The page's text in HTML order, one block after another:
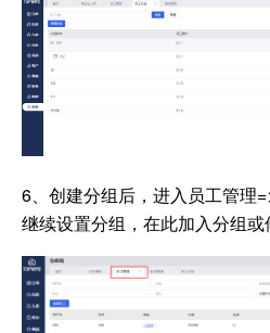
6、创建分组后，进入员工管理
继续设置分组，在此加入分组或